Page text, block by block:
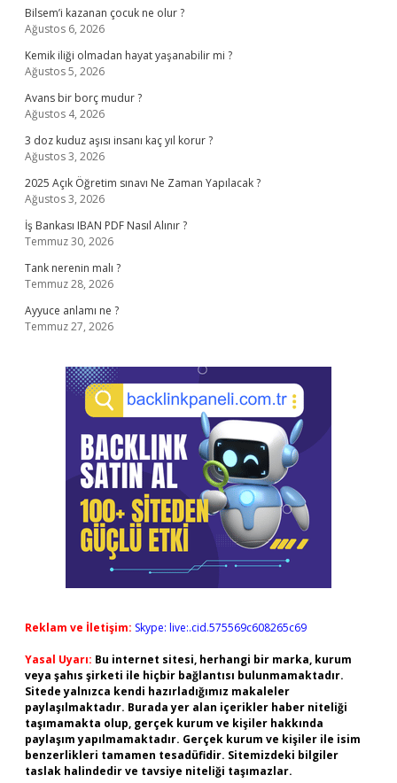
Bilsem’i kazanan çocuk ne olur ?
Ağustos 6, 2026
Kemik iliği olmadan hayat yaşanabilir mi ?
Ağustos 5, 2026
Avans bir borç mudur ?
Ağustos 4, 2026
3 doz kuduz aşısı insanı kaç yıl korur ?
Ağustos 3, 2026
2025 Açık Öğretim sınavı Ne Zaman Yapılacak ?
Ağustos 3, 2026
İş Bankası IBAN PDF Nasıl Alınır ?
Temmuz 30, 2026
Tank nerenin malı ?
Temmuz 28, 2026
Ayyuce anlamı ne ?
Temmuz 27, 2026
Reklam ve İletişim: Skype: live:.cid.575569c608265c69
Yasal Uyarı: Bu internet sitesi, herhangi bir marka, kurum
veya şahıs şirketi ile hiçbir bağlantısı bulunmamaktadır.
Sitede yalnızca kendi hazırladığımız makaleler
paylaşılmaktadır. Burada yer alan içerikler haber niteliği
taşımamakta olup, gerçek kurum ve kişiler hakkında
paylaşım yapılmamaktadır. Gerçek kurum ve kişiler ile isim
benzerlikleri tamamen tesadüfidir. Sitemizdeki bilgiler
taslak halindedir ve tavsiye niteliği taşımazlar.